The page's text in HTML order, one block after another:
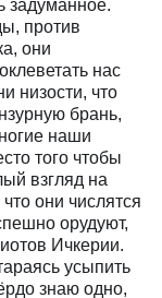
задуманное.
против
они
нас
низости, что
брань,
наши
того чтобы
взгляд на
они числятся
орудуют,
Ичкерии.
усыпить
знаю одно,